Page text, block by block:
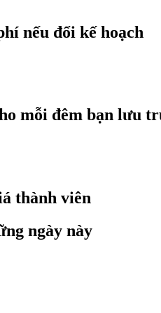
nếu đổi kế hoạch
mỗi đêm bạn lưu
thành viên
ngày này